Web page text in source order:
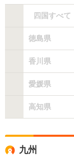
四国すべて
徳島県
香川県
愛媛県
高知県
九州